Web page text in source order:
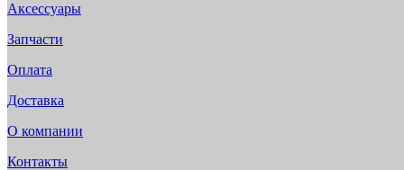
Аксессуары
Запчасти
Оплата
Доставка
О компании
Контакты